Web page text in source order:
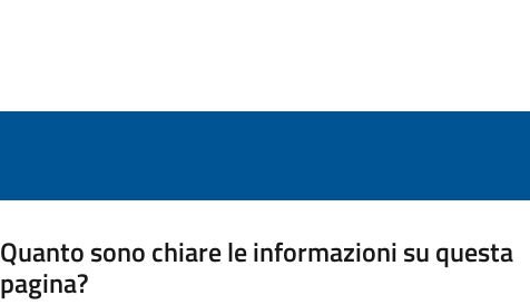
Quanto sono chiare le informazioni su questa
pagina?